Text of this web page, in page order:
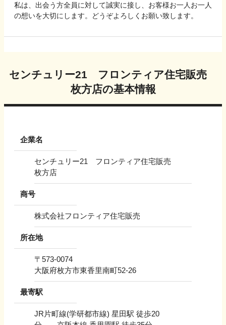
私は、出会う方全員に対して誠実に接し、お客様お一人お一人
の想いを大切にします。どうぞよろしくお願い致します。
センチュリー21 フロンティア住宅販売
枚方店の基本情報
企業名
センチュリー21 フロンティア住宅販売
枚方店
商号
株式会社フロンティア住宅販売
所在地
〒 573-0074
大阪府枚方市東香里南町52-26
最寄駅
JR片町線(学研都市線) 星田駅 徒歩20